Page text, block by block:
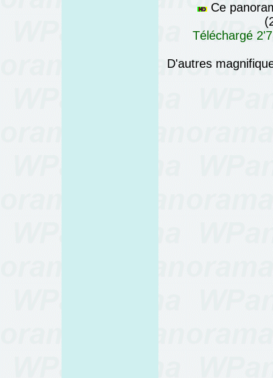
Ce
Téléchargé
D'autres